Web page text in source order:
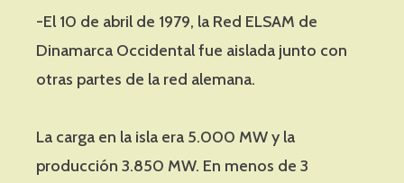
-El 10 de abril de 1979, la Red ELSAM de
Dinamarca Occidental fue aislada junto con
otras partes de la red alemana.
La carga en la isla era 5.000 MW y la
producción 3.850 MW. En menos de 3